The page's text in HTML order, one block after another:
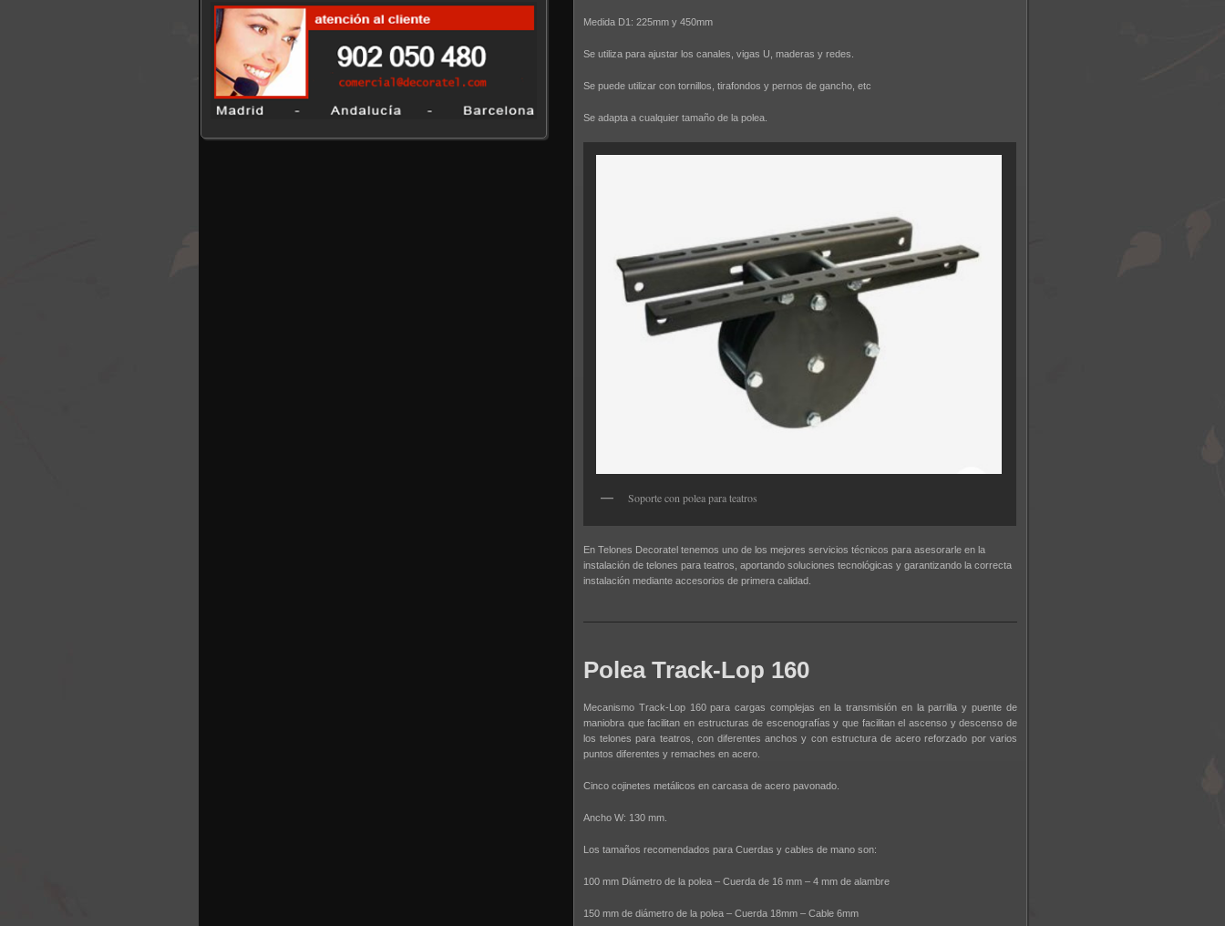
Medida D1: 225mm y 450mm
Se utiliza para ajustar los canales, vigas U, maderas y redes.
Se puede utilizar con tornillos, tirafondos y pernos de gancho, etc
Se adapta a cualquier tamaño de la polea.
Soporte con polea para teatros
En Telones Decoratel tenemos uno de los mejores servicios técnicos para asesorarle en la
instalación de telones para teatros, aportando soluciones tecnológicas y garantizando la correcta
instalación mediante accesorios de primera calidad.
Polea Track-Lop 160
Mecanismo Track-Lop 160 para cargas complejas en la transmisión en la parrilla y puente de
maniobra que facilitan en estructuras de escenografías y que facilitan el ascenso y descenso de
los telones para teatros, con diferentes anchos y con estructura de acero reforzado por varios
puntos diferentes y remaches en acero.
Cinco cojinetes metálicos en carcasa de acero pavonado.
Ancho W: 130 mm.
Los tamaños recomendados para Cuerdas y cables de mano son:
100 mm Diámetro de la polea – Cuerda de 16 mm – 4 mm de alambre
150 mm de diámetro de la polea – Cuerda 18mm – Cable 6mm